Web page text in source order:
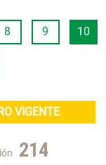
8 9 10
VIGENTE
214